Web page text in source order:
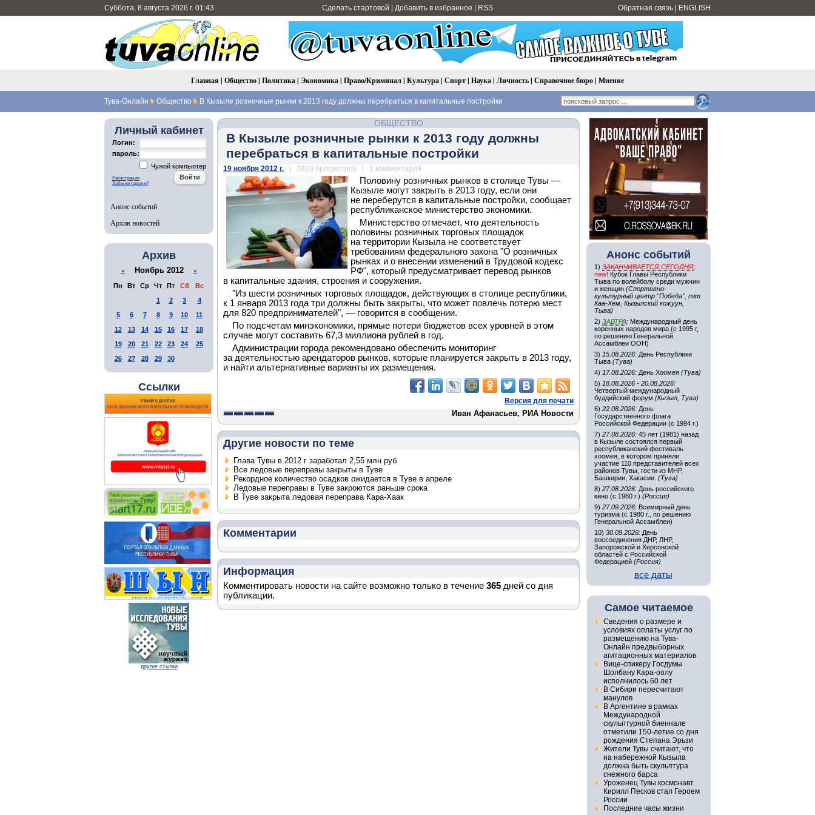
Суббота, 8 августа 2026 г. 01:43 Сделать стартовой Добавить в избранное RSS Обратная связь ENGLISH
Главная | Общество| Политика| Экономика| Право/Криминал| Культура| Спорт| Наука| Личность| Справочное бюро| Мнение
Тува-Онлайн Общество В Кызыле розничные рынки к 2013 году должны перебраться в капитальные постройки
Личный кабинет
Логин:
пароль:
Чужой компьютер
Регистрация
Забыли пароль?
Анонс событий
Архив новостей
Архив
« Ноябрь 2012 »
Пн Вт Ср Чт Пт Сб
Вс
1
2 3
4
5
6 7 8 9 10
11
12
13 14 15 16 17
18
19
20 21 22 23 24
25
26
27 28 29 30
Ссылки
другие ссылки
ОБЩЕСТВО
В Кызыле розничные рынки к 2013 году должны
перебраться в капитальные постройки
19 ноября 2012 г. | 3819 просмотров | 1 комментарий
Половину розничных рынков в столице Тувы —
Кызыле могут закрыть в 2013 году, если они
не переберутся в капитальные постройки, сообщает
республиканское министерство экономики.
Министерство отмечает, что деятельность
половины розничных торговых площадок
на территории Кызыла не соответствует
требованиям федерального закона "О розничных
рынках и о внесении изменений в Трудовой кодекс
РФ", который предусматривает перевод рынков
в капитальные здания, строения и сооружения.
"Из шести розничных торговых площадок, действующих в столице республики,
к 1 января 2013 года три должны быть закрыты, что может повлечь потерю мест
для 820 предпринимателей", — говорится в сообщении.
По подсчетам минэкономики, прямые потери бюджетов всех уровней в этом
случае могут составить 67,3 миллиона рублей в год.
Администрации города рекомендовано обеспечить мониторинг
за деятельностью арендаторов рынков, которые планируется закрыть в 2013 году,
и найти альтернативные варианты их размещения.
Версия для печати
Иван Афанасьев, РИА Новости
Другие новости по теме
Глава Тувы в 2012 г заработал 2,55 млн руб
Все ледовые переправы закрыты в Туве
Рекордное количество осадков ожидается в Туве в апреле
Ледовые переправы в Туве закроются раньше срока
В Туве закрыта ледовая переправа Кара-Хаак
Комментарии
Информация
Комментировать новости на сайте возможно только в течение 365 дней со дня
публикации.
Анонс событий
1) ЗАКАНЧИВАЕТСЯ СЕГОДНЯ:
new! Кубок Главы Республики
Тыва по волейболу среди мужчин
и женщин (Спортивно-
культурный центр "Победа", пгт
Каа-Хем, Кызылский кожуун,
Тыва)
2) ЗАВТРА: Международный день
коренных народов мира (с 1995 г,
по решению Генеральной
Ассамблеи ООН)
3) 15.08.2026: День Республики
Тыва (Тува)
4) 17.08.2026: День Хоомея (Тува)
5) 18.08.2026 - 20.08.2026:
Четвертый международный
буддийский форум (Кызыл, Тува)
6) 22.08.2026: День
Государственного флага
Российской Федерации (с 1994 г.)
7) 27.08.2026: 45 лет (1981) назад
в Кызыле состоялся первый
республиканский фестиваль
хоомея, в котором приняли
участие 110 представителей всех
районов Тувы, гости из МНР,
Башкирии, Хакасии. (Тува)
8) 27.08.2026: День российского
кино (с 1980 г.) (Россия)
9) 27.09.2026: Всемирный день
туризма (с 1980 г., по решению
Генеральной Ассамблеи)
10) 30.09.2026: День
воссоединения ДНР, ЛНР,
Запорожской и Херсонской
областей с Российской
Федерацией (Россия)
все даты
Самое читаемое
Сведения о размере и
условиях оплаты услуг по
размещению на Тува-
Онлайн предвыборных
агитационных материалов
Вице-спикеру Госдумы
Шолбану Кара-оолу
исполнилось 60 лет
В Сибири пересчитают
манулов
В Аргентине в рамках
Международной
скульптурной биеннале
отметили 150-летие со дня
рождения Степана Эрьзи
Жители Тувы считают, что
на набережной Кызыла
должна быть скульптура
снежного барса
Уроженец Тувы космонавт
Кирилл Песков стал Героем
России
Последние часы жизни